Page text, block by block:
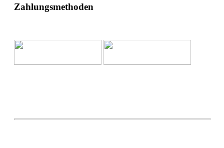
Zahlungsmethoden